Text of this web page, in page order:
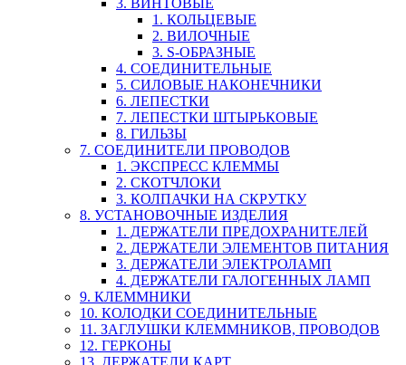
3. ВИНТОВЫЕ
1. КОЛЬЦЕВЫЕ
2. ВИЛОЧНЫЕ
3. S-ОБРАЗНЫЕ
4. СОЕДИНИТЕЛЬНЫЕ
5. СИЛОВЫЕ НАКОНЕЧНИКИ
6. ЛЕПЕСТКИ
7. ЛЕПЕСТКИ ШТЫРЬКОВЫЕ
8. ГИЛЬЗЫ
7. СОЕДИНИТЕЛИ ПРОВОДОВ
1. ЭКСПРЕСС КЛЕММЫ
2. СКОТЧЛОКИ
3. КОЛПАЧКИ НА СКРУТКУ
8. УСТАНОВОЧНЫЕ ИЗДЕЛИЯ
1. ДЕРЖАТЕЛИ ПРЕДОХРАНИТЕЛЕЙ
2. ДЕРЖАТЕЛИ ЭЛЕМЕНТОВ ПИТАНИЯ
3. ДЕРЖАТЕЛИ ЭЛЕКТРОЛАМП
4. ДЕРЖАТЕЛИ ГАЛОГЕННЫХ ЛАМП
9. КЛЕММНИКИ
10. КОЛОДКИ СОЕДИНИТЕЛЬНЫЕ
11. ЗАГЛУШКИ КЛЕММНИКОВ, ПРОВОДОВ
12. ГЕРКОНЫ
13. ДЕРЖАТЕЛИ КАРТ